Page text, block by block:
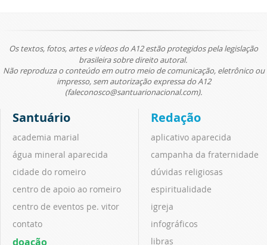
Os textos, fotos, artes e vídeos do A12 estão protegidos pela legislação
brasileira sobre direito autoral.
Não reproduza o conteúdo em outro meio de comunicação, eletrônico ou
impresso, sem autorização expressa do A12
(faleconosco@santuarionacional.com).
Santuário
academia marial
água mineral aparecida
cidade do romeiro
centro de apoio ao romeiro
centro de eventos pe. vitor
contato
doação
Redação
aplicativo aparecida
campanha da fraternidade
dúvidas religiosas
espiritualidade
igreja
infográficos
libras